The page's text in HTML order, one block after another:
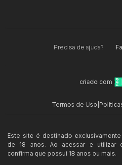
Precisa de ajuda?
criado com
Termos de Uso
Este site é destinado
de 18 anos. Ao acessar e utilizar
confirma que possui 18 anos ou mais.